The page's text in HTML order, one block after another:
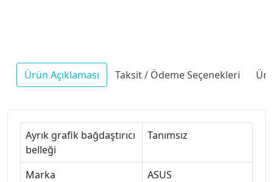
Ürün Açıklaması Taksit / Ödeme Seçenekleri
Ayrık grafik bağdaştırıcı
belleği
Tanımsız
Marka
ASUS